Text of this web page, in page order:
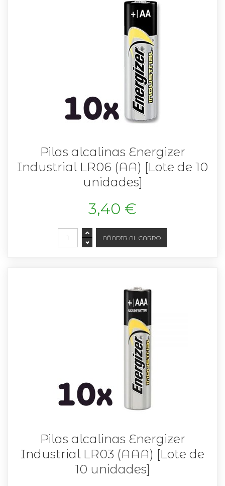
Pilas alcalinas Energizer
Industrial LR06 (AA) [Lote de 10
unidades]
3,40 €
Pilas alcalinas Energizer
Industrial LR03 (AAA) [Lote de
10 unidades]